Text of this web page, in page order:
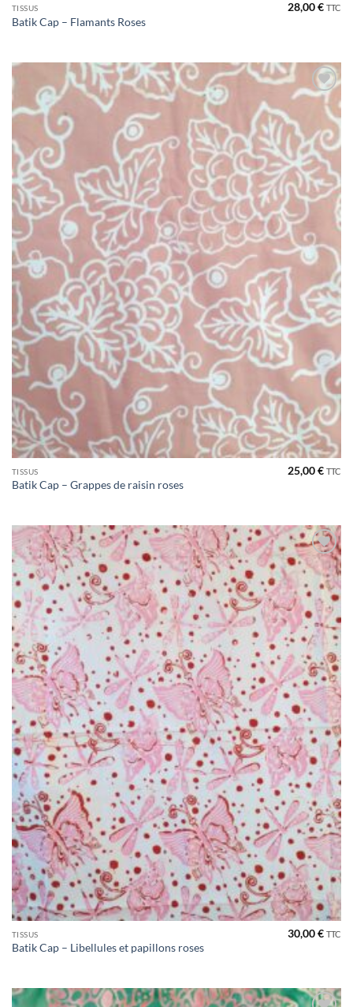
TISSUS
Batik Cap – Flamants Roses
28,00€ TTC
Ajouter
à la liste
souhaits
TISSUS
Batik Cap – Grappes de raisin roses
25,00€ TTC
Ajouter
à la liste
de
souhaits
TISSUS
Batik Cap – Libellules et papillons roses
30,00€ TTC